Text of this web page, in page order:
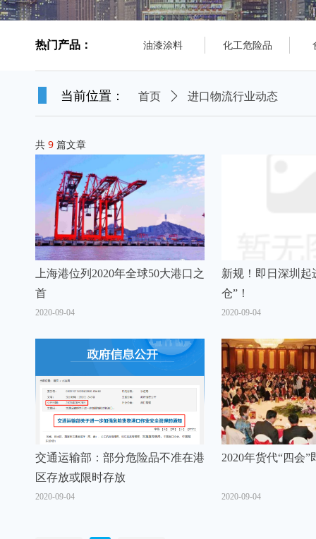
共 9 篇文章
上海港位列2020年全球50大港口之
首
2020-09-04
新规！即日深圳起
仓”！
2020-09-04
交通运输部：部分危险品不准在港
区存放或限时存放
2020-09-04
2020年货代“四会
2020-09-04
首页 ꄲ 进口物流行业动态
油漆涂料 化工危险品
热门产品：
当前位置：